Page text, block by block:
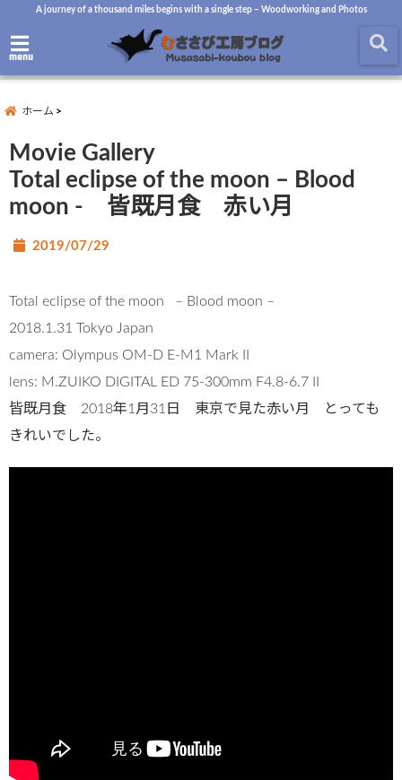
A journey of a thousand miles begins with a single step – Woodworking and Photos
menu
ホーム
Movie Gallery
Total eclipse of the moon – Blood
moon - 皆既月食 赤い月
2019/07/29
Total eclipse of the moon – Blood moon –
2018.1.31 Tokyo Japan
camera: Olympus OM-D E-M1 Mark II
lens: M.ZUIKO DIGITAL ED 75-300mm F4.8-6.7 II
皆既月食 2018年1月31日 東京で見た赤い月 とっても
きれいでした。